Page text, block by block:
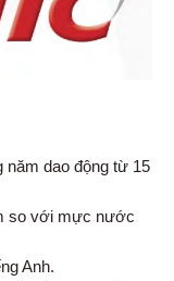
năm dao động từ 15
so với mực nước
Anh.